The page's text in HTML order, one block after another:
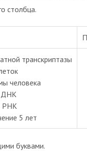
столбца.
транскриптазы
человека
ДНК
РНК
5 лет
буквами.